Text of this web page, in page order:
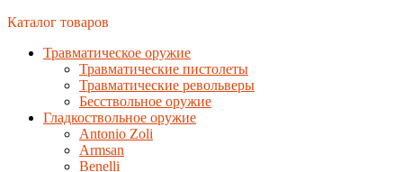
Каталог товаров
Травматическое оружие
Травматические пистолеты
Травматические револьверы
Бесствольное оружие
Гладкоствольное оружие
Antonio Zoli
Armsan
Benelli